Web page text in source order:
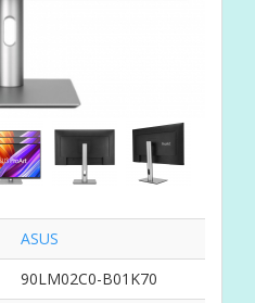
ASUS
90LM02C0-B01K70